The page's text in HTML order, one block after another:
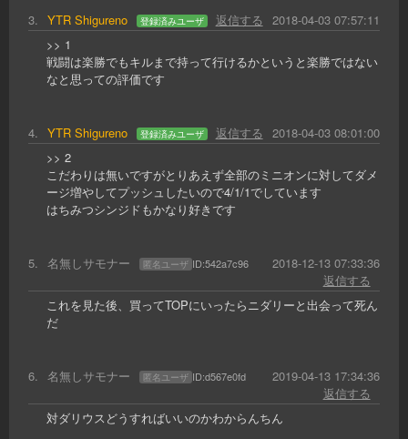
3. YTR Shigureno 登録済みユーザ 2018-04-03 07:57:11
返信する
>> 1
戦闘は楽勝でもキルまで持って行けるかというと楽勝ではない
なと思っての評価です
4. YTR Shigureno 登録済みユーザ 2018-04-03 08:01:00
返信する
>> 2
こだわりは無いですがとりあえず全部のミニオンに対してダメ
ージ増やしてプッシュしたいので4/1/1でしています
はちみつシンジドもかなり好きです
5. 名無しサモナー 匿名ユーザ ID:542a7c96
2018-12-13 07:33:36
返信する
これを見た後、買ってTOPにいったらニダリーと出会って死ん
だ
6. 名無しサモナー 匿名ユーザ ID:d567e0fd
2019-04-13 17:34:36
返信する
対ダリウスどうすればいいのかわからんちん